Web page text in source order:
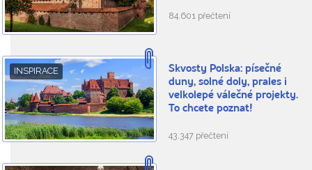
84.601 přečtení
INSPIRACE
Skvosty Polska: písečné
duny, solné doly, prales i
velkolepé válečné projekty.
To chcete poznat!
43.347 přečtení